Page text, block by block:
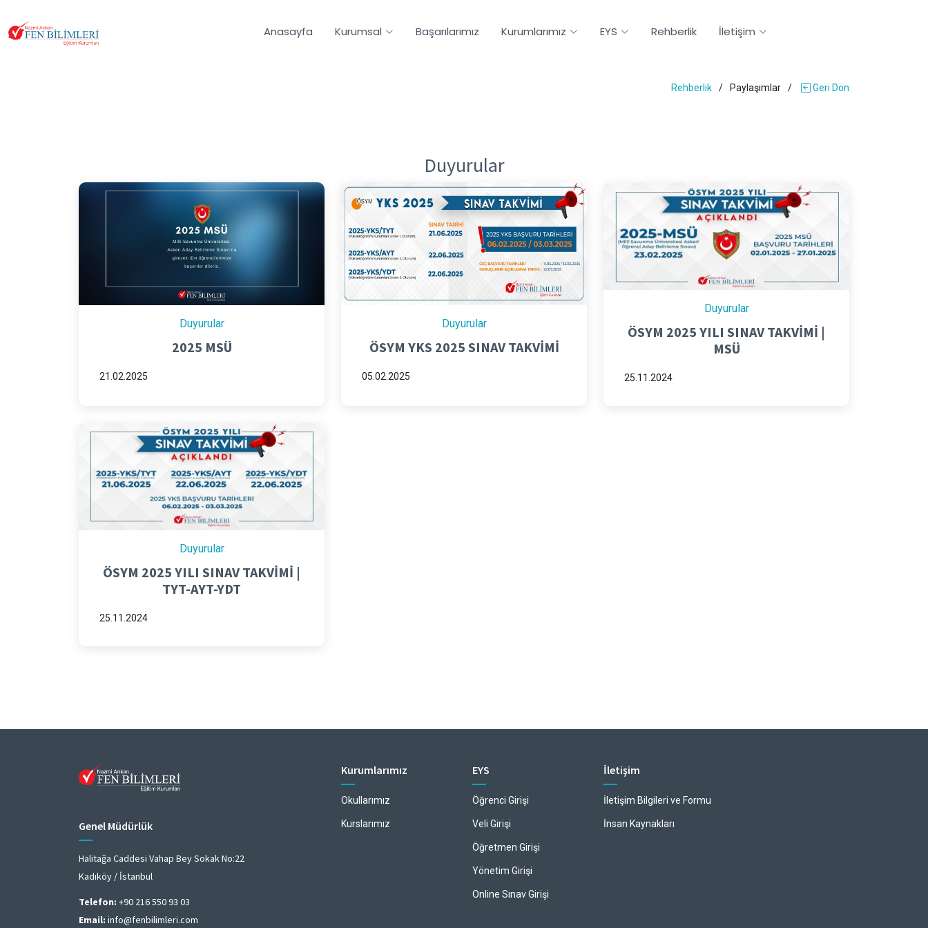
Anasayfa Kurumsal Başarılarımız Kurumlarımız EYS Rehberlik İletişim
Rehberlik Paylaşımlar Geri Dön
Duyurular
Duyurular
2025 MSÜ
21.02.2025
Duyurular
ÖSYM YKS 2025 SINAV TAKVİMİ
05.02.2025
Duyurular
ÖSYM 2025 YILI SINAV TAKVİMİ |
MSÜ
25.11.2024
Duyurular
ÖSYM 2025 YILI SINAV TAKVİMİ |
TYT-AYT-YDT
25.11.2024
Genel Müdürlük
Halitağa Caddesi Vahap Bey Sokak No:22
Kadıköy / İstanbul
Telefon: +90 216 550 93 03
Email: info@fenbilimleri.com
Kurumlarımız
Okullarımız
Kurslarımız
EYS
Öğrenci Girişi
Veli Girişi
Öğretmen Girişi
Yönetim Girişi
Online Sınav Girişi
İletişim
İletişim Bilgileri ve Formu
İnsan Kaynakları